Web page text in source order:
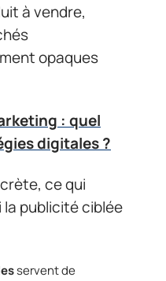
à vendre,
opaques
: quel
digitales ?
ce qui
publicité ciblée
servent de